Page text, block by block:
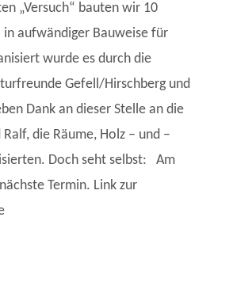
„Versuch“ bauten wir 10
in aufwändiger Bauweise für
wurde es durch die
Gefell/Hirschberg und
Dank an dieser Stelle an die
die Räume, Holz – und –
Doch seht selbst: Am
Termin. Link zur